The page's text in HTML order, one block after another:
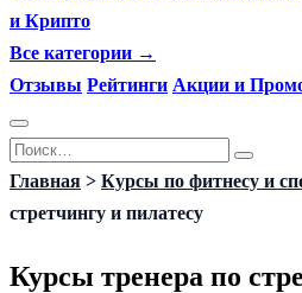
и Крипто
Все категории →
Отзывы Рейтинги Акции и
Перейти
к
содержанию
Search
for:
Главная > Курсы по фитнесу и
стретчингу и пилатесу
Курсы тренера по